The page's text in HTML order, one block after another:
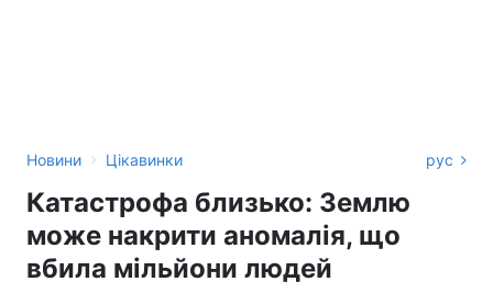
Новини › Цікавинки рус
Катастрофа близько: Землю
може накрити аномалія, що
вбила мільйони людей